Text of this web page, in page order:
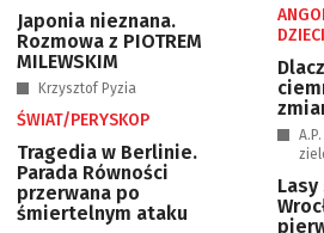
Japonia nieznana.
Rozmowa z PIOTREM
MILEWSKIM
Krzysztof Pyzia
ŚWIAT/PERYSKOP
Tragedia w Berlinie.
Parada Równości
przerwana po
śmiertelnym ataku
Lasy